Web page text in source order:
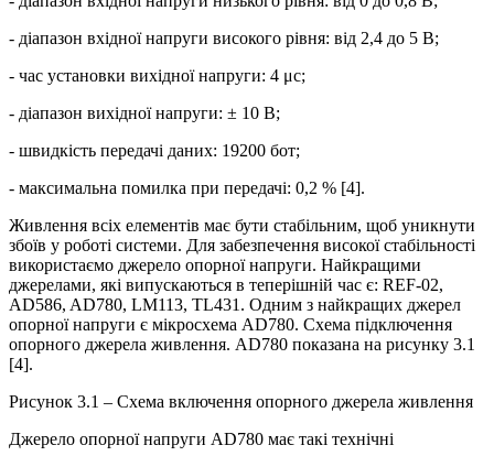
- діапазон вхідної напруги високого рівня: від 2,4 до 5 В;
- час установки вихідної напруги: 4 μс;
- діапазон вихідної напруги: ± 10 В;
- швидкість передачі даних: 19200 бот;
- максимальна помилка при передачі: 0,2 % [4].
Живлення всіх елементів має бути стабільним, щоб уникнути
збоїв у роботі системи. Для забезпечення високої стабільності
використаємо джерело опорної напруги. Найкращими
джерелами, які випускаються в теперішній час є: REF-02,
AD586, AD780, LM113, TL431. Одним з найкращих джерел
опорної напруги є мікросхема AD780. Схема підключення
опорного джерела живлення. AD780 показана на рисунку 3.1
[4].
Рисунок 3.1 – Схема включення опорного джерела живлення
Джерело опорної напруги AD780 має такі технічні